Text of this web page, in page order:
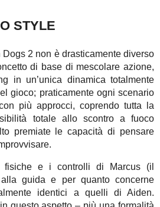
STYLE
2 non è drasticamente diverso
di base di mescolare azione,
in un’unica dinamica totalmente
gioco; praticamente ogni scenario
più approcci, coprendo tutta la
totale allo scontro a fuoco
premiate le capacità di pensare
fisiche e i controlli di Marcus (il
guida e per quanto concerne
identici a quelli di Aiden.